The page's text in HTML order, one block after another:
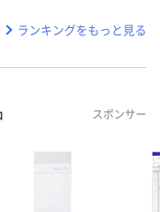
ランキングをもっと見る
スポンサー